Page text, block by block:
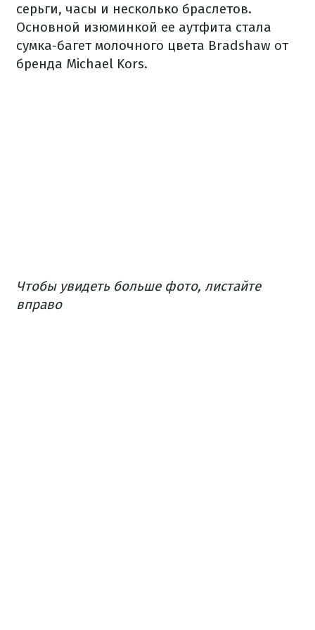
серьги, часы и несколько браслетов.
Основной изюминкой ее аутфита стала
сумка-багет молочного цвета Bradshaw от
бренда Michael Kors.
Чтобы увидеть больше фото, листайте
вправо